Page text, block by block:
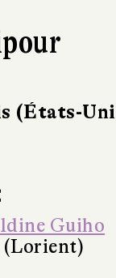
(États-
Guiho